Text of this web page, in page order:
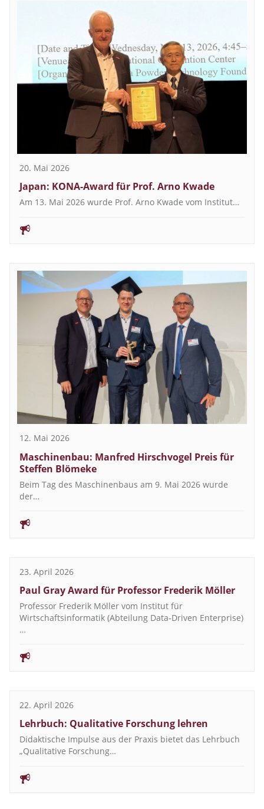
20. Mai 2026
Japan: KONA-Award für Prof. Arno Kwade
Am 13. Mai 2026 wurde Prof. Arno Kwade vom Institut…
12. Mai 2026
Maschinenbau: Manfred Hirschvogel Preis für
Steffen Blömeke
Beim Tag des Maschinenbaus am 9. Mai 2026 wurde
der…
23. April 2026
Paul Gray Award für Professor Frederik Möller
Professor Frederik Möller vom Institut für
Wirtschaftsinformatik (Abteilung Data-Driven Enterprise)
…
22. April 2026
Lehrbuch: Qualitative Forschung lehren
Didaktische Impulse aus der Praxis bietet das Lehrbuch
„Qualitative Forschung…